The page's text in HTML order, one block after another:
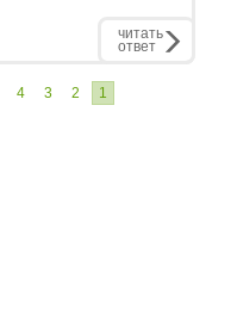
читать
ответ
4 3 2
1